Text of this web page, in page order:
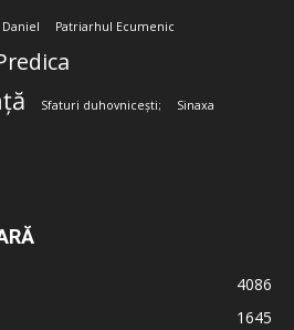
Patriarhul Ecumenic
Sfaturi duhovnicești; Sinaxa
4086
1645